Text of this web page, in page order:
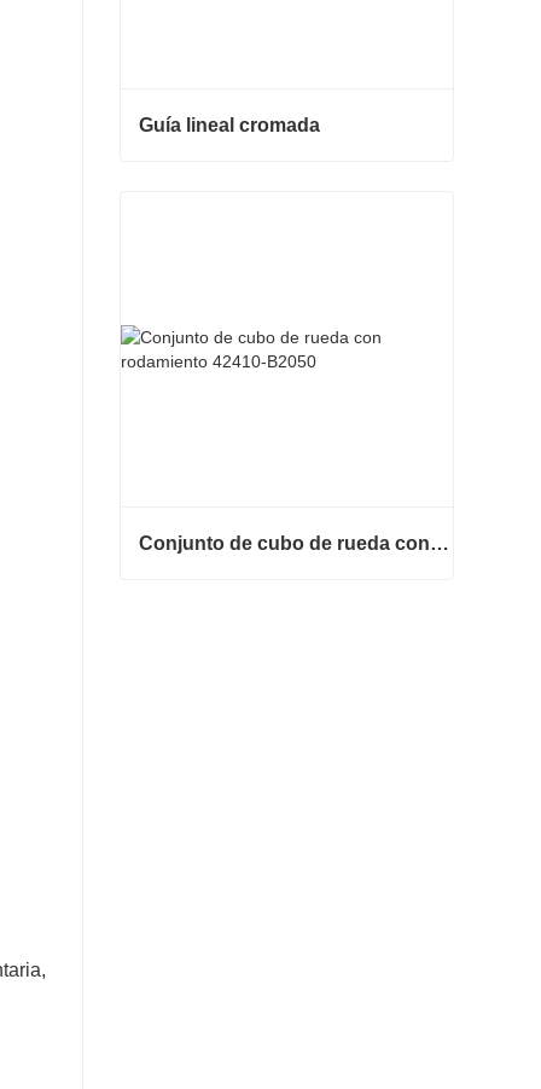
Guía lineal cromada
Conjunto de cubo de rueda con rodamiento 42410-B2050